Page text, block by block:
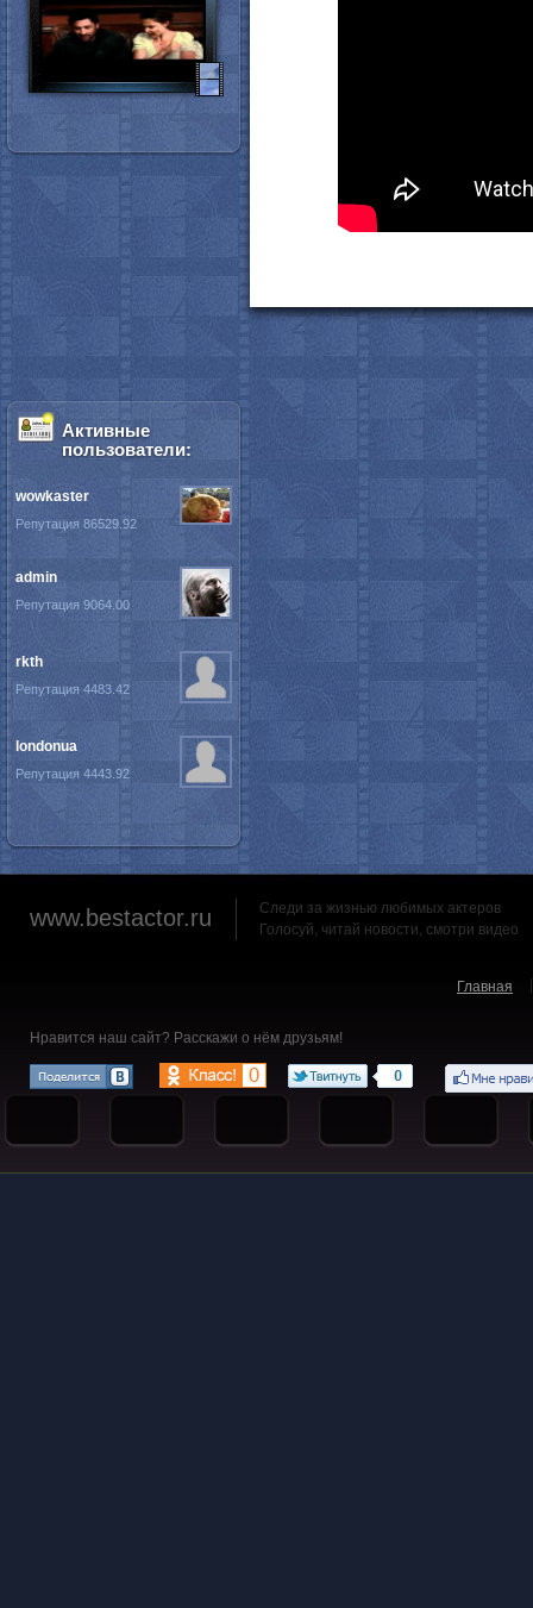
Активные
пользователи:
wowkaster
Репутация 86529.92
admin
Репутация 9064.00
rkth
Репутация 4483.42
londonua
Репутация 4443.92
www.bestactor.ru
Следи за жизнью любимых актеров
Голосуй, читай новости, смотри видео
Главная
Нравится наш сайт? Расскажи о нём друзьям!